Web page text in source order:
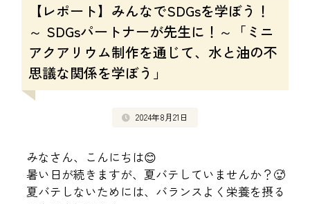
【レポート】みんなでSDGsを学ぼう！
～ SDGsパートナーが先生に！～「ミニ
アクアリウム制作を通じて、水と油の不
思議な関係を学ぼう」
2024年8月21日
みなさん、こんにちは😊
暑い日が続きますが、夏バテしていませんか？🥵
夏バテしないためには、バランスよく栄養を摂る